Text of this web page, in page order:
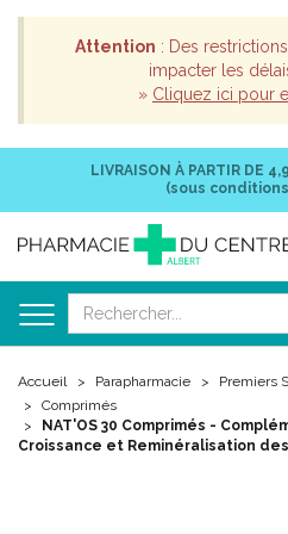
Attention : Des
impacter les
» Cliquez ici pour
LIVRAISON À PARTIR DE
(sous
Accueil Parapharmacie Premiers
Comprimés
NAT'OS 30 Comprimés -
Croissance et Reminéralisation